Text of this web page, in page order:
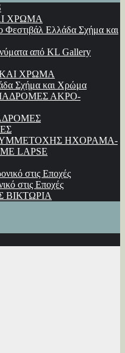
ΧΡΩΜΑ
Φεστιβάλ Ελλάδα Σχήμα και
από KL Gallery
ΧΡΩΜΑ
Σχήμα και Χρώμα
ΑΚΡΟ-
ΗΧΟΡΑΜΑ-
LAPSE
στις Εποχές
στις Εποχές